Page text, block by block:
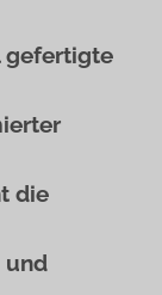
gefertigte
die
und